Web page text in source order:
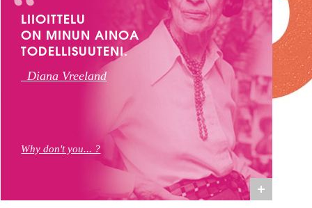
LIIOITTELU
ON MINUN AINOA
TODELLISUUTENI.
_Diana Vreeland
Why don't you... ?